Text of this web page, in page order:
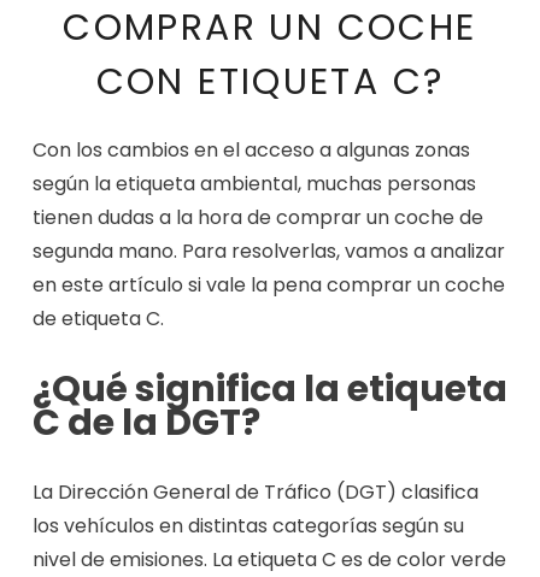
COMPRAR UN COCHE
CON ETIQUETA C?
Con los cambios en el acceso a algunas zonas
según la etiqueta ambiental, muchas personas
tienen dudas a la hora de comprar un coche de
segunda mano. Para resolverlas, vamos a analizar
en este artículo si vale la pena comprar un coche
de etiqueta C.
¿Qué significa la etiqueta
C de la DGT?
La Dirección General de Tráfico (DGT) clasifica
los vehículos en distintas categorías según su
nivel de emisiones. La etiqueta C es de color verde